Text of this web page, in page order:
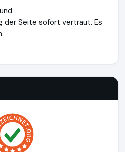
der Seite sofort vertraut. Es